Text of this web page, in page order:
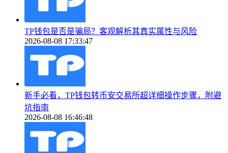
TP钱包是否是骗局？客观解析其真实属性与风险
2026-08-08 17:33:47
新手必看，TP钱包转币安交易所超详细操作步骤，附避
坑指南
2026-08-08 16:46:48